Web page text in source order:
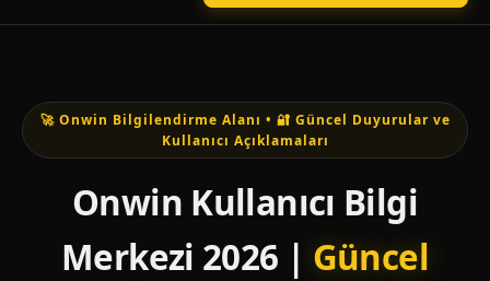
🚀 Onwin Bilgilendirme Alanı • 🔐 Güncel Duyurular ve
Kullanıcı Açıklamaları
Onwin Kullanıcı Bilgi
Merkezi 2026 | Güncel